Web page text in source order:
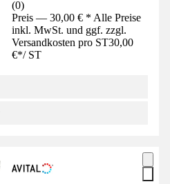
(0)
Preis — 30,00 € * Alle Preise
inkl. MwSt. und ggf. zzgl.
Versandkosten pro ST30,00
€*/ ST